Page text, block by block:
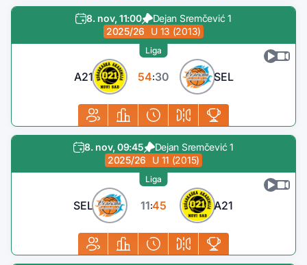
8. nov, 11:00
Dejan Sremčević 1
2025/26
U 13 (2013)
A21 54:30 SEL
Liga
8. nov, 09:45
Dejan Sremčević 1
2025/26
U 11 (2015)
SEL 11:45 A21
Liga